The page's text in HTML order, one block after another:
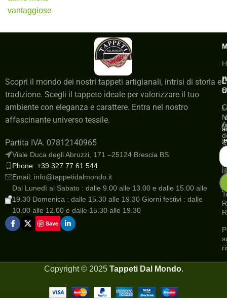
vantaggiose
Scopri il mondo dei nostri tappeti artigianali, intrisi di storia e
tradizione. Scegli il tappeto ideale per valorizzare il tuo
ambiente con eleganza e carattere. Entra nel nostro
affascinante universo tessile.
Partita IVA. 07812140965
Viale Duca degli Abruzzi, 171 –25124 Brescia BS
Phone: +39 327 77 61 544
Email: info@tappetidalmondo.it
Dal Lunedì al Sabato : dalle 9.00 alle 13.00 e dalle 15.00 alle
19.30 Domenica : dalle 15.30 alle 19.30 Giorni festivi : dalle
10.00 alle 12.00 e dalle 15.30 alle 19.30
Save
I
Copyright ©2025 Tappeti Dal Mondo.